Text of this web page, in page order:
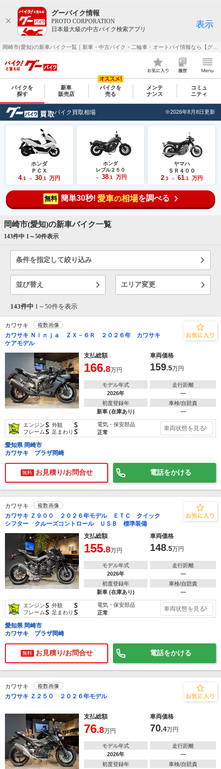
グーバイク情報
PROTO CORPORATION
日本最大級の中古バイク検索アプリ
表示
バイクを
探す
新車
販売店
バイクを
売る
メンテ
ナンス
コミュ
ニティ
バイク買取相場 ※2026年8月8日更新
ホンダ
ＰＣＸ
4.1 ～ 30 .1 万円
ホンダ
レブル２５０
～ 38.1 万円
ヤマハ
ＳＲ４００
2.1 ～ 61.1 万円
無料 簡単30秒! 愛車の相場を調べる
岡崎市(愛知)の新車バイク一覧
143件中 1～50件表示
条件を指定して絞り込み
並び替え エリア変更
143件中 1～ 50件を表示
カワサキ 複数画像
カワサキ Ｎｉｎｊａ ＺＸ－６Ｒ ２０２６年 カワサキ
ケアモデル
支払総額
車両価格
166.8万円 159.5万円
モデル年式
2026年
走行距離
―
初度登録年
新車 (在庫あり)
車検/自賠責
―
エンジンS 外観 S
フレームS 足まわり S
電気・保安部品
正常
車両状態を見る
愛知県 岡崎市
カワサキ プラザ岡崎
無料 お見積り/お問合せ 電話をかける
カワサキ 複数画像
カワサキ Ｚ９００ ２０２６年モデル ＥＴＣ クイック
シフター クルーズコントロール ＵＳＢ 標準装備
支払総額
車両価格
155.8万円 148.5万円
モデル年式
2026年
走行距離
―
初度登録年
新車 (在庫あり)
車検/自賠責
―
エンジンS 外観 S
フレームS 足まわり S
電気・保安部品
正常
車両状態を見る
愛知県 岡崎市
カワサキ プラザ岡崎
無料 お見積り/お問合せ 電話をかける
カワサキ 複数画像
カワサキ Ｚ２５０ ２０２６年モデル
支払総額 車両価格
76.8万円 70.4万円
モデル年式
2026年
走行距離
―
初度登録年
車検/自賠責